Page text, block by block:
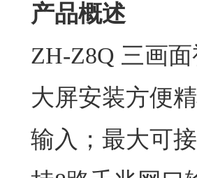
产品概述
ZH-Z8Q 三画
大屏安装方便
输入；最大可